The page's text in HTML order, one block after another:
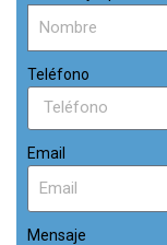
Teléfono
Email
Mensaje